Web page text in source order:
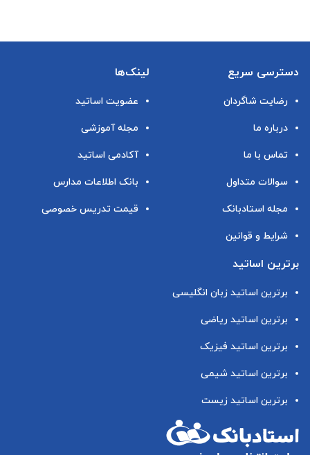
دسترسی سریع
رضایت شاگردان
درباره ما
تماس با ما
سوالات متداول
مجله استادبانک
شرایط و قوانین
لینک‌ها
عضویت اساتید
مجله آموزشی
آکادمی اساتید
بانک اطلاعات مدارس
قیمت تدریس خصوصی
برترین اساتید
برترین اساتید زبان انگلیسی
برترین اساتید ریاضی
برترین اساتید فیزیک
برترین اساتید شیمی
برترین اساتید زیست